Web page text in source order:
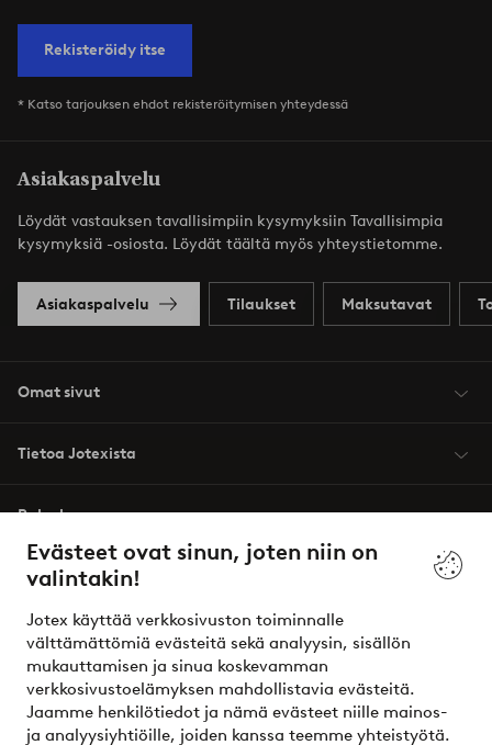
Evästeet ovat sinun, joten niin on
valintakin!
Jotex käyttää verkkosivuston toiminnalle
välttämättömiä evästeitä sekä analyysin, sisällön
mukauttamisen ja sinua koskevamman
verkkosivustoelämyksen mahdollistavia evästeitä.
Jaamme henkilötiedot ja nämä evästeet niille mainos-
ja analyysiyhtiöille, joiden kanssa teemme yhteistyötä.
Rekisteröidy itse
* Katso tarjouksen ehdot rekisteröitymisen yhteydessä
Asiakaspalvelu
Löydät vastauksen tavallisimpiin kysymyksiin Tavallisimpia
kysymyksiä -osiosta. Löydät täältä myös yhteystietomme.
Asiakaspalvelu Tilaukset Maksutavat
Omat sivut
Tietoa Jotexista
Palvelumme
Ehdot
Ystävät
Turvalliset maksut – maksa nyt tai erissä